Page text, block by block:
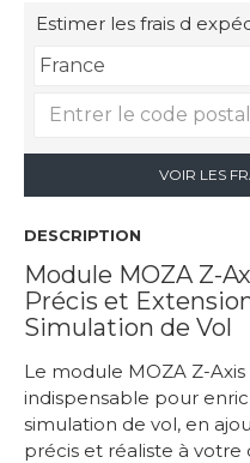
Estimer les frais d
VOIR LES
DESCRIPTION
Module MOZA Z-
Précis et
Simulation de Vol
Le module MOZA Z-Axis
indispensable pour
simulation de vol, en
précis et réaliste à